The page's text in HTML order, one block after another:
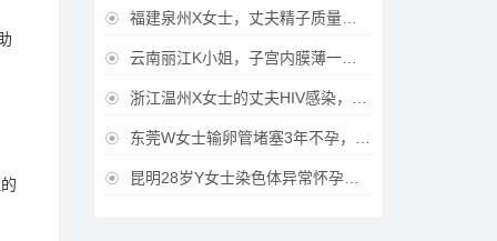
 福建泉州X女士，丈夫精子质量差，三代试管获得男宝宝
 云南丽江K小姐，子宫内膜薄一直未孕，三代试管一次成功获得
 浙江温州X女士的丈夫HIV感染，三代试管成功获得女宝宝
 东莞W女士输卵管堵塞3年不孕，泰国三代试管喜获
 昆明28岁Y女士染色体异常怀孕难，泰国三代试管成功好孕